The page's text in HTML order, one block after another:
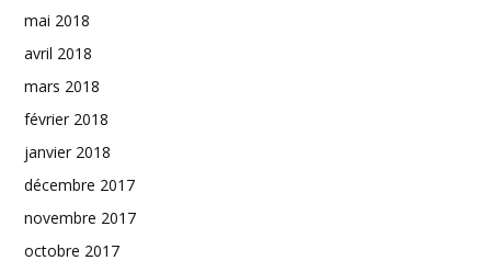
mai 2018
avril 2018
mars 2018
février 2018
janvier 2018
décembre 2017
novembre 2017
octobre 2017